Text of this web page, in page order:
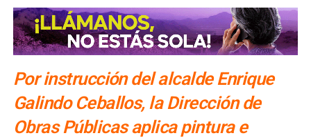
Por instrucción del alcalde Enrique
Galindo Ceballos, la Dirección de
Obras Públicas aplica pintura e